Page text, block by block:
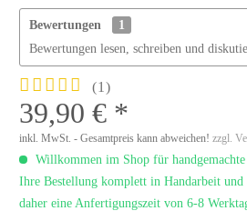
Bewertungen
1
Bewertungen lesen, schreiben und
(1)
39,90 € *
inkl. MwSt. - Gesamtpreis kann abweichen!zzgl.
Willkommen im Shop für
Ihre Bestellung komplett in Handarbeit und
daher eine Anfertigungszeit von 6-8